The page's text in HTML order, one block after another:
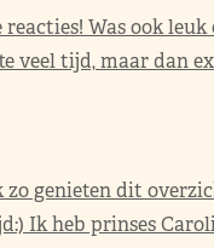
Was ook leuk
veel tijd, maar dan
genieten dit
Ik heb prinses